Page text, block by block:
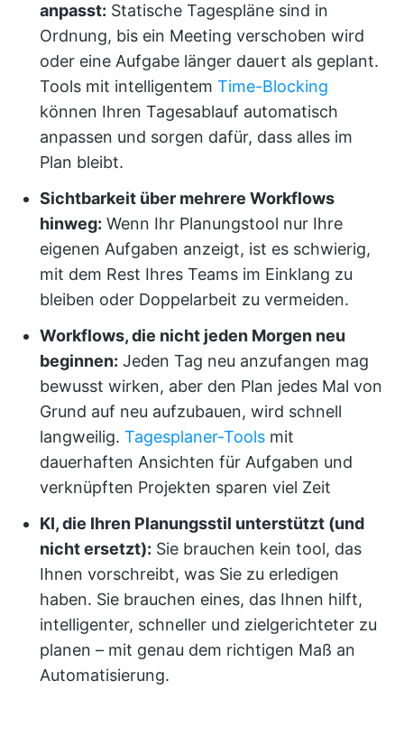
anpasst: Statische Tagespläne sind in
Ordnung, bis ein Meeting verschoben wird
oder eine Aufgabe länger dauert als geplant.
Tools mit intelligentem Time-Blocking
können Ihren Tagesablauf automatisch
anpassen und sorgen dafür, dass alles im
Plan bleibt.
Sichtbarkeit über mehrere Workflows
hinweg: Wenn Ihr Planungstool nur Ihre
eigenen Aufgaben anzeigt, ist es schwierig,
mit dem Rest Ihres Teams im Einklang zu
bleiben oder Doppelarbeit zu vermeiden.
Workflows, die nicht jeden Morgen neu
beginnen: Jeden Tag neu anzufangen mag
bewusst wirken, aber den Plan jedes Mal von
Grund auf neu aufzubauen, wird schnell
langweilig. Tagesplaner-Tools mit
dauerhaften Ansichten für Aufgaben und
verknüpften Projekten sparen viel Zeit
KI, die Ihren Planungsstil unterstützt (und
nicht ersetzt): Sie brauchen kein tool, das
Ihnen vorschreibt, was Sie zu erledigen
haben. Sie brauchen eines, das Ihnen hilft,
intelligenter, schneller und zielgerichteter zu
planen – mit genau dem richtigen Maß an
Automatisierung.